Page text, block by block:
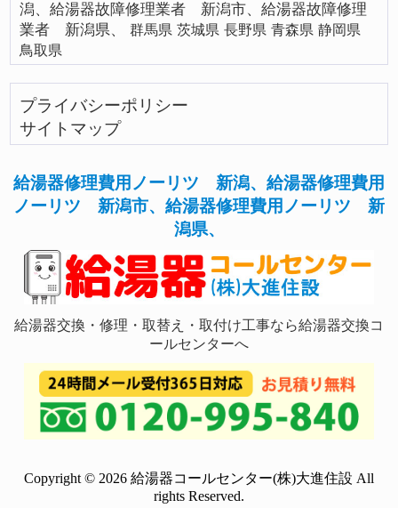
潟、給湯器故障修理業者 新潟市、給湯器故障修理
業者 新潟県、
群馬県 茨城県 長野県 青森県 静岡県
鳥取県
プライバシーポリシー
サイトマップ
給湯器修理費用ノーリツ 新潟、給湯器修理費用
ノーリツ 新潟市、給湯器修理費用ノーリツ 新
潟県、
給湯器交換・修理・取替え・取付け工事なら給湯器交換コ
ールセンターへ
Copyright © 2026 給湯器コールセンター(株)大進住設 All
rights Reserved.